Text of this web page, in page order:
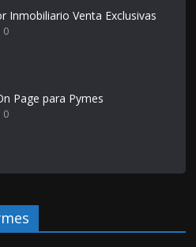
Inmobiliario Venta Exclusivas
0
Page para Pymes
0